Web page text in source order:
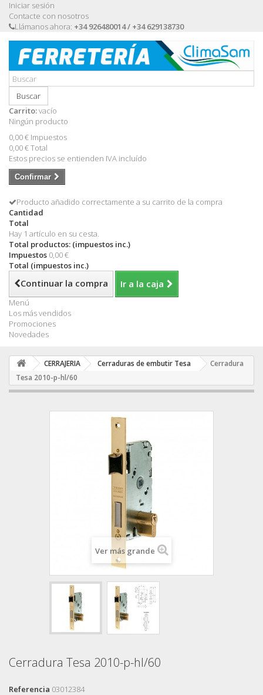
Iniciar sesión
Contacte con nosotros
Llámanos ahora: +34 926480014 / +34 629138730
Buscar
Carrito:vacío
Ningún producto
0,00 € Impuestos
0,00 €Total
Estos precios se entienden IVA incluído
Confirmar
Producto añadido correctamente a su carrito de la compra
Cantidad
Total
Hay 1 artículo en su cesta.
Total productos: (impuestos inc.)
Impuestos 0,00 €
Total (impuestos inc.)
Continuar la compra Ir a la caja
Menú
Los más vendidos
Promociones
Novedades
CERRAJERIA Cerraduras de embutir Tesa
Cerradura
Tesa 2010-p-hl/60
Ver más grande
Cerradura Tesa 2010-p-hl/60
Referencia 03012384